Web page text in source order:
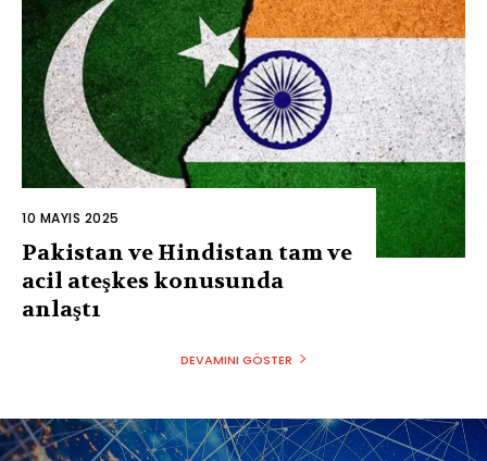
10 MAYIS 2025
Pakistan ve Hindistan tam ve
acil ateşkes konusunda
anlaştı
DEVAMINI GÖSTER